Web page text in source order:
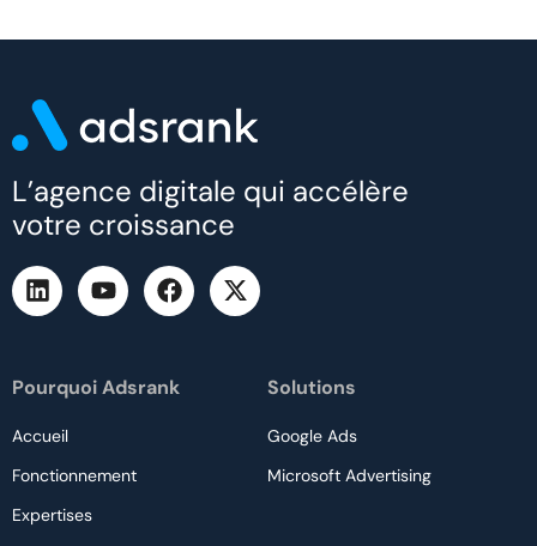
L’agence digitale qui accélère
votre croissance
Pourquoi Adsrank
Accueil
Fonctionnement
Expertises
Solutions
Google Ads
Microsoft Advertising